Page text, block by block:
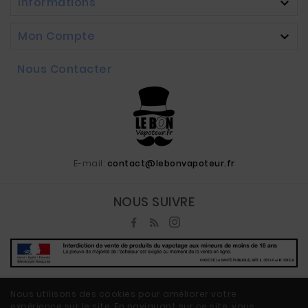
Nous utilisons des cookies pour améliorer votre
Mon Compte 
Nous Contacter
E-mail: contact@lebonvapoteur.fr
NOUS SUIVRE